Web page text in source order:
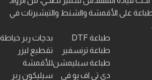
على الأقمشة والشنط والتيشيرتات في
طباعة DTF
طباعة ترنسفير
طباعة سبليمشن
دي تي اف يو في
بدچات ربر خياطة
تقطيع ليزر
للأقمشة
سيليكون ربر